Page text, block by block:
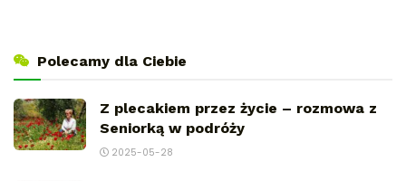
Polecamy dla Ciebie
Z plecakiem przez życie – rozmowa z
Seniorką w podróży
2025-05-28